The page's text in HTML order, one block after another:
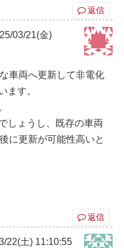
返信
03/21(金)
車両へ更新して非電化
ます。
しょうし、既存の車両
に更新が可能性高いと
返信
22(土) 11:10:55